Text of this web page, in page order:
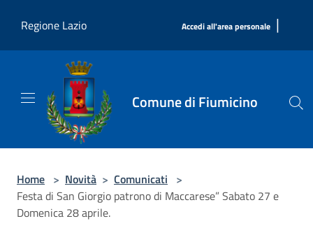
Regione Lazio
Accedi all'area personale |
Comune di Fiumicino
Home > Novità > Comunicati >
Festa di San Giorgio patrono di Maccarese” Sabato 27 e
Domenica 28 aprile.